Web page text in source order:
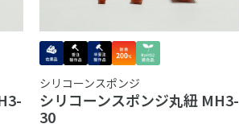
シリコーンスポンジ
シリコーンスポンジ丸紐 MH3-
30